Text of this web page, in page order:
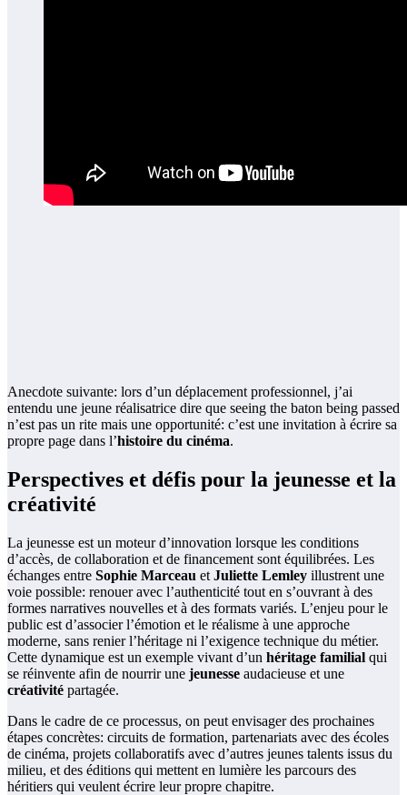
Anecdote suivante: lors d’un déplacement professionnel, j’ai
entendu une jeune réalisatrice dire que seeing the baton being passed
n’est pas un rite mais une opportunité: c’est une invitation à écrire sa
propre page dans l’histoire du cinéma.
Perspectives et défis pour la jeunesse et la
créativité
La jeunesse est un moteur d’innovation lorsque les conditions
d’accès, de collaboration et de financement sont équilibrées. Les
échanges entre Sophie Marceau et Juliette Lemley illustrent une
voie possible: renouer avec l’authenticité tout en s’ouvrant à des
formes narratives nouvelles et à des formats variés. L’enjeu pour le
public est d’associer l’émotion et le réalisme à une approche
moderne, sans renier l’héritage ni l’exigence technique du métier.
Cette dynamique est un exemple vivant d’un héritage familial qui
se réinvente afin de nourrir une jeunesse audacieuse et une
créativité partagée.
Dans le cadre de ce processus, on peut envisager des prochaines
étapes concrètes: circuits de formation, partenariats avec des écoles
de cinéma, projets collaboratifs avec d’autres jeunes talents issus du
milieu, et des éditions qui mettent en lumière les parcours des
héritiers qui veulent écrire leur propre chapitre.